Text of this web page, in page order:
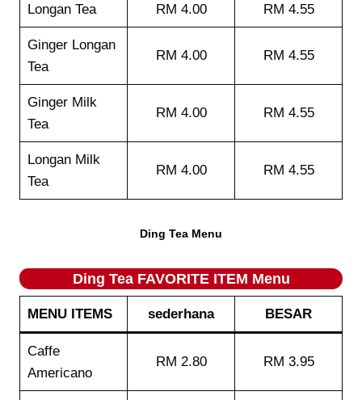
Longan Tea RM 4.00 RM 4.55
Ginger Longan
Tea
RM 4.00 RM 4.55
Ginger Milk
Tea
RM 4.00 RM 4.55
Longan Milk
Tea
RM 4.00 RM 4.55
Ding Tea Menu
Ding Tea FAVORITE ITEM Menu
MENU ITEMS sederhana BESAR
Caffe
Americano
RM 2.80 RM 3.95